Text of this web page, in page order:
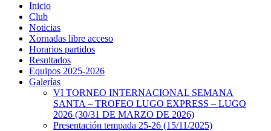
Inicio
Club
Noticias
Xornadas libre acceso
Horarios partidos
Resultados
Equipos 2025-2026
Galerías
VI TORNEO INTERNACIONAL SEMANA
SANTA – TROFEO LUGO EXPRESS – LUGO
2026 (30/31 DE MARZO DE 2026)
Presentación tempada 25-26 (15/11/2025)